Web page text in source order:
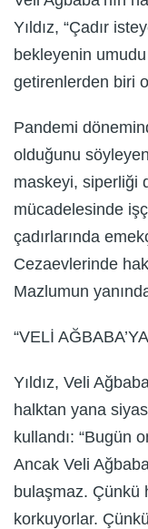
Yıldız, “Çadır
bekleyenin
getirenlerden biri
Pandemi
olduğunu söyleyen
maskeyi, siperliği
mücadelesinde
çadırlarında
Cezaevlerinde
Mazlumun
“VELİ
Yıldız, Veli
halktan yana
kullandı: “Bugün
Ancak Veli
bulaşmaz. Çünkü
korkuyorlar.